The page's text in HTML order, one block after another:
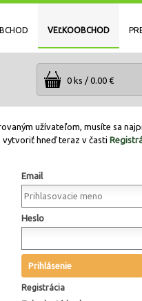
VEĽKOOBCHOD
0 ks / 0.00 €
užívateľom, musíte sa
hneď teraz v časti
Email
Heslo
Prihlásenie
Registrácia